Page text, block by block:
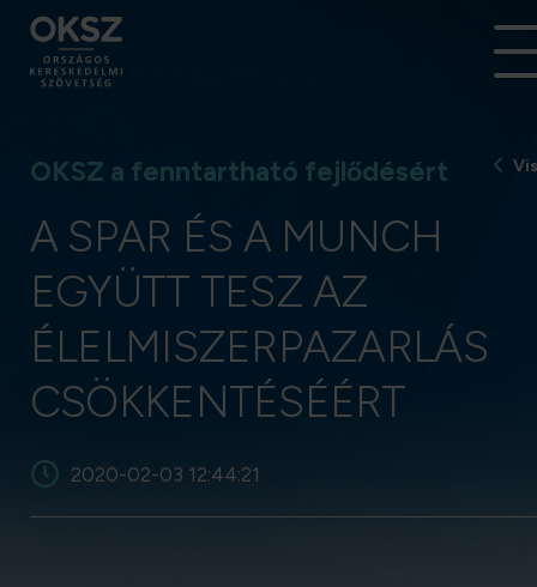
OKSZ a fenntartható fejlődésért
A SPAR ÉS A MUNCH
EGYÜTT TESZ AZ
ÉLELMISZERPAZARLÁS
CSÖKKENTÉSÉÉRT
2020-02-03 12:44:21